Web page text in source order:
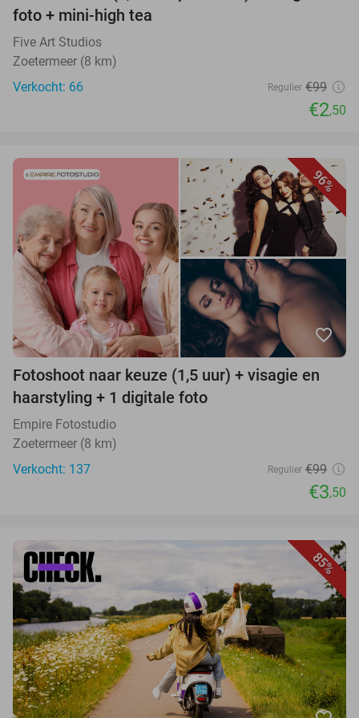
foto + mini-high tea
Five Art Studios
Zoetermeer (8 km)
Verkocht: 66
Regulier €99
€2,50
96%
favorite_border
Fotoshoot naar keuze (1,5 uur) + visagie en
haarstyling + 1 digitale foto
Empire Fotostudio
Zoetermeer (8 km)
Verkocht: 137
Regulier €99
€3,50
85%